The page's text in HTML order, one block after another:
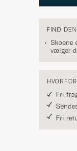
FIND
Skoene
vælger
Fri
Fri